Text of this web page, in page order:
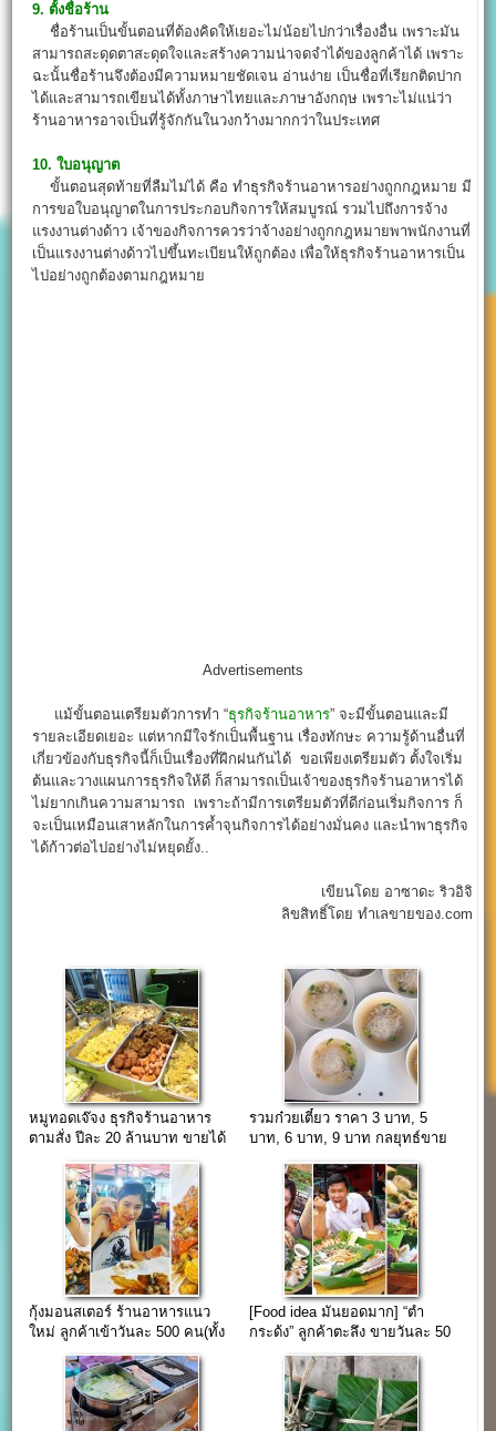
9. ตั้งชื่อร้าน
ชื่อร้านเป็นขั้นตอนที่ต้องคิดให้เยอะไม่น้อยไปกว่าเรื่องอื่น เพราะมัน
สามารถสะดุดตาสะดุดใจเเละสร้างความน่าจดจำได้ของลูกค้าได้ เพราะ
ฉะนั้นชื่อร้านจึงต้องมีความหมายชัดเจน อ่านง่าย เป็นชื่อที่เรียกติดปาก
ได้และสามารถเขียนได้ทั้งภาษาไทยและภาษาอังกฤษ เพราะไม่แน่ว่า
ร้านอาหารอาจเป็นที่รู้จักกันในวงกว้างมากกว่าในประเทศ
10. ใบอนุญาต
ขั้นตอนสุดท้ายที่ลืมไม่ได้ คือ ทำธุรกิจร้านอาหารอย่างถูกกฎหมาย มี
การขอใบอนุญาตในการประกอบกิจการให้สมบูรณ์ รวมไปถึงการจ้าง
แรงงานต่างด้าว เจ้าของกิจการควรว่าจ้างอย่างถูกกฎหมายพาพนักงานที่
เป็นแรงงานต่างด้าวไปขึ้นทะเบียนให้ถูกต้อง เพื่อให้ธุรกิจร้านอาหารเป็น
ไปอย่างถูกต้องตามกฎหมาย
Advertisements
แม้ขั้นตอนเตรียมตัวการทำ “ธุรกิจร้านอาหาร” จะมีขั้นตอนและมี
รายละเอียดเยอะ แต่หากมีใจรักเป็นพื้นฐาน เรื่องทักษะ ความรู้ด้านอื่นที่
เกี่ยวข้องกับธุรกิจนี้ก็เป็นเรื่องที่ฝึกฝนกันได้ ขอเพียงเตรียมตัว ตั้งใจเริ่ม
ต้นและวางแผนการธุรกิจให้ดี ก็สามารถเป็นเจ้าของธุรกิจร้านอาหารได้
ไม่ยากเกินความสามารถ เพราะถ้ามีการเตรียมตัวที่ดีก่อนเริ่มกิจการ ก็
จะเป็นเหมือนเสาหลักในการค้ำจุนกิจการได้อย่างมั่นคง และนำพาธุรกิจ
ได้ก้าวต่อไปอย่างไม่หยุดยั้ง..
เขียนโดย อาซาดะ ริวอิจิ
ลิขสิทธิ์โดย ทำเลขายของ.com
หมูทอดเจ๊จง ธุรกิจร้านอาหาร
ตามสั่ง ปีละ 20 ล้านบาท ขายได้
รวมก๋วยเตี๋ยว ราคา 3 บาท, 5
บาท, 6 บาท, 9 บาท กลยุทธ์ขาย
กุ้งมอนสเตอร์ ร้านอาหารแนว
ใหม่ ลูกค้าเข้าวันละ 500 คน(ทั้ง
[Food idea มันยอดมาก] “ตำ
กระด้ง” ลูกค้าตะลึง ขายวันละ 50